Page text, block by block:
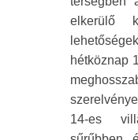
elkerülő
hétköznap
14-es